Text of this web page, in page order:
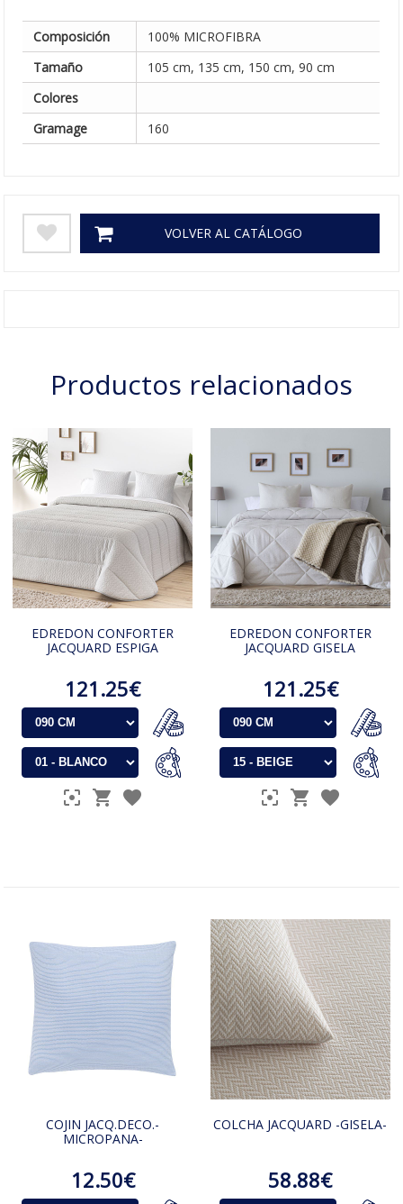
Composición
100% MICROFIBRA
Tamaño
105 cm, 135 cm, 150 cm, 90 cm
Colores
Gramage
160
VOLVER AL CATÁLOGO
Productos relacionados
EDREDON CONFORTER
JACQUARD ESPIGA
121.25€
EDREDON CONFORTER
JACQUARD GISELA
121.25€
COJIN JACQ.DECO.-
MICROPANA-
12.50€
COLCHA JACQUARD -GISELA-
58.88€